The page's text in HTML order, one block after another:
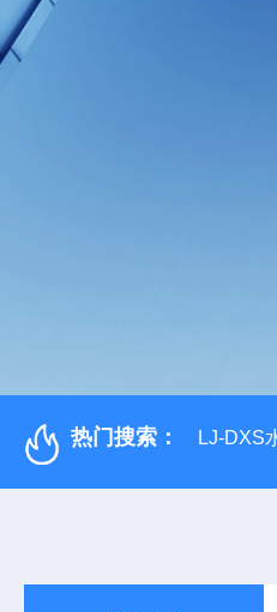
热门搜索： LJ-DXS